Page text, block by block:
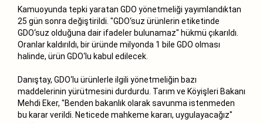
Kamuoyunda tepki yaratan GDO yönetmeliği yayımlandıktan
25 gün sonra değiştirildi. "GDO‘suz ürünlerin etiketinde
GDO‘suz olduğuna dair ifadeler bulunamaz" hükmü çıkarıldı.
Oranlar kaldırıldı, bir üründe milyonda 1 bile GDO olması
halinde, ürün GDO‘lu kabul edilecek.
Danıştay, GDO‘lu ürünlerle ilgili yönetmeliğin bazı
maddelerinin yürütmesini durdurdu. Tarım ve Köyişleri Bakanı
Mehdi Eker, "Benden bakanlık olarak savunma istenmeden
bu karar verildi. Neticede mahkeme kararı, uygulayacağız"